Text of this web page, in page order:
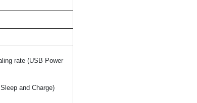
rate (USB Power
and Charge)